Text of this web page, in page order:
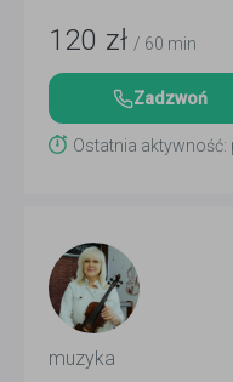
120 zł / 60 min
Zadzwoń
Ostatnia
muzyka